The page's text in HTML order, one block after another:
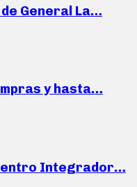
General La…
y hasta…
Integrador…